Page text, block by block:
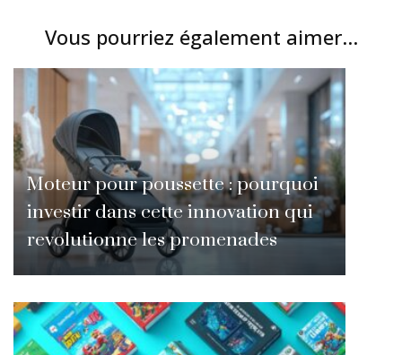
Vous pourriez également aimer...
Moteur pour poussette : pourquoi
investir dans cette innovation qui
revolutionne les promenades